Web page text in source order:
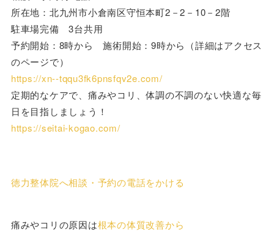
所在地：北九州市小倉南区守恒本町2－2－10－2階
駐車場完備 3台共用
予約開始：8時から 施術開始：9時から（詳細はアクセス
のページで）
https://xn--tqqu3fk6pnsfqv2e.com/
定期的なケアで、痛みやコリ、体調の不調のない快適な毎
日を目指しましょう！
https://seitai-kogao.com/
徳力整体院へ相談・予約の電話をかける
痛みやコリの原因は根本の体質改善から